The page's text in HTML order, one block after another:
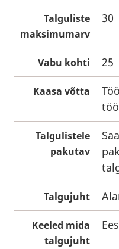
Talguliste
maksimumarv
30
Vabu kohti 25
Kaasa võtta
Talgulistele
pakutav
Talgujuht
Keeled mida
talgujuht